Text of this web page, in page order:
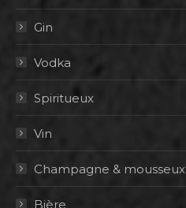
Gin
Vodka
Spiritueux
Vin
Champagne & mousseux
Bière